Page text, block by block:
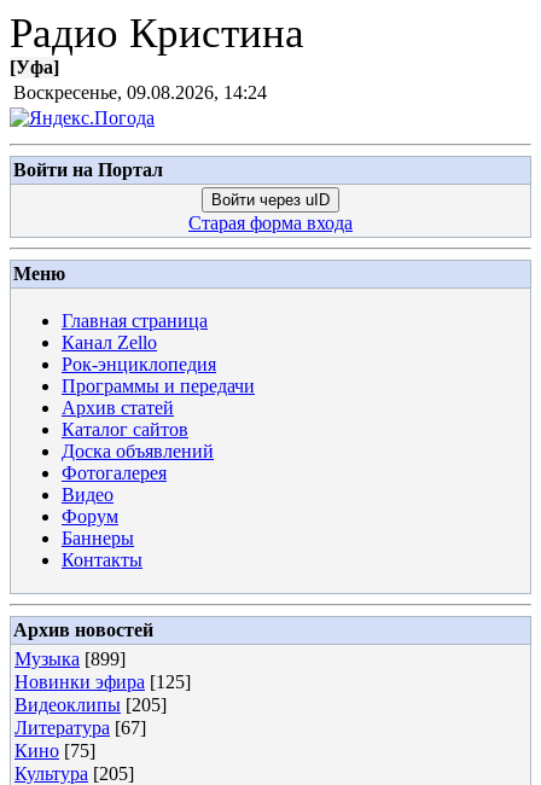
Радио Кристина
[Уфа]
Воскресенье, 09.08.2026, 14:24
Войти на Портал
Войти через uID
Старая форма входа
Меню
Главная страница
Канал Zello
Рок-энциклопедия
Программы и передачи
Архив статей
Каталог сайтов
Доска объявлений
Фотогалерея
Видео
Форум
Баннеры
Контакты
Архив новостей
Музыка [899]
Новинки эфира [125]
Видеоклипы [205]
Литература [67]
Кино [75]
Культура [205]